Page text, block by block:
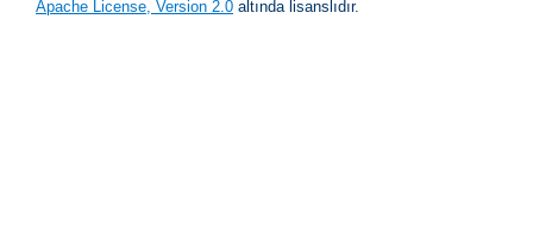
Apache License, Version 2.0 altında lisanslıdır.